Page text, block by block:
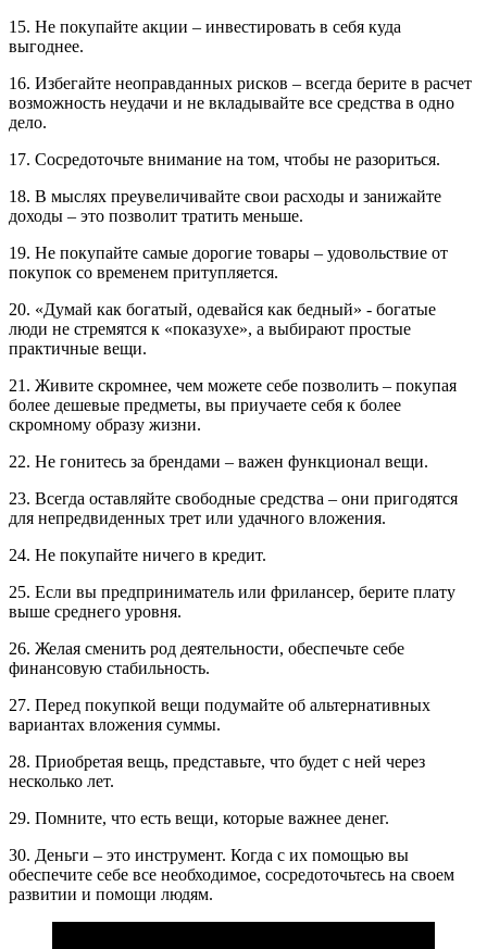
15. Не покупайте акции – инвестировать в себя куда
выгоднее.
16. Избегайте неоправданных рисков – всегда берите в расчет
возможность неудачи и не вкладывайте все средства в одно
дело.
17. Сосредоточьте внимание на том, чтобы не разориться.
18. В мыслях преувеличивайте свои расходы и занижайте
доходы – это позволит тратить меньше.
19. Не покупайте самые дорогие товары – удовольствие от
покупок со временем притупляется.
20. «Думай как богатый, одевайся как бедный» - богатые
люди не стремятся к «показухе», а выбирают простые
практичные вещи.
21. Живите скромнее, чем можете себе позволить – покупая
более дешевые предметы, вы приучаете себя к более
скромному образу жизни.
22. Не гонитесь за брендами – важен функционал вещи.
23. Всегда оставляйте свободные средства – они пригодятся
для непредвиденных трет или удачного вложения.
24. Не покупайте ничего в кредит.
25. Если вы предприниматель или фрилансер, берите плату
выше среднего уровня.
26. Желая сменить род деятельности, обеспечьте себе
финансовую стабильность.
27. Перед покупкой вещи подумайте об альтернативных
вариантах вложения суммы.
28. Приобретая вещь, представьте, что будет с ней через
несколько лет.
29. Помните, что есть вещи, которые важнее денег.
30. Деньги – это инструмент. Когда с их помощью вы
обеспечите себе все необходимое, сосредоточьтесь на своем
развитии и помощи людям.